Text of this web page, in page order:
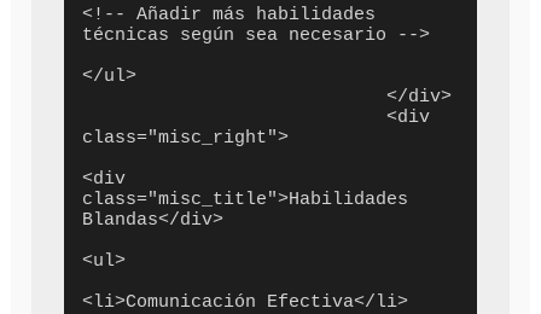
<!-- Añadir más habilidades
técnicas según sea necesario -->
</ul>
                            </div>
                            <div
class="misc_right">
<div
class="misc_title">Habilidades
Blandas</div>
<ul>
<li>Comunicación Efectiva</li>